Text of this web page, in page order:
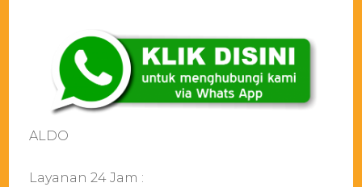
ALDO
Layanan 24 Jam :